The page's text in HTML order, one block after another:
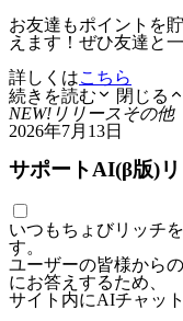
お友達もポイントを
えます！ぜひ友達と
詳しくはこちら
続きを読む
閉じる
NEW! リリースその他
2026年7月13日
サポートAI(β版)
いつもちょびリッチ
す。
ユーザーの皆様から
にお答えするため、
サイト内にAIチャッ